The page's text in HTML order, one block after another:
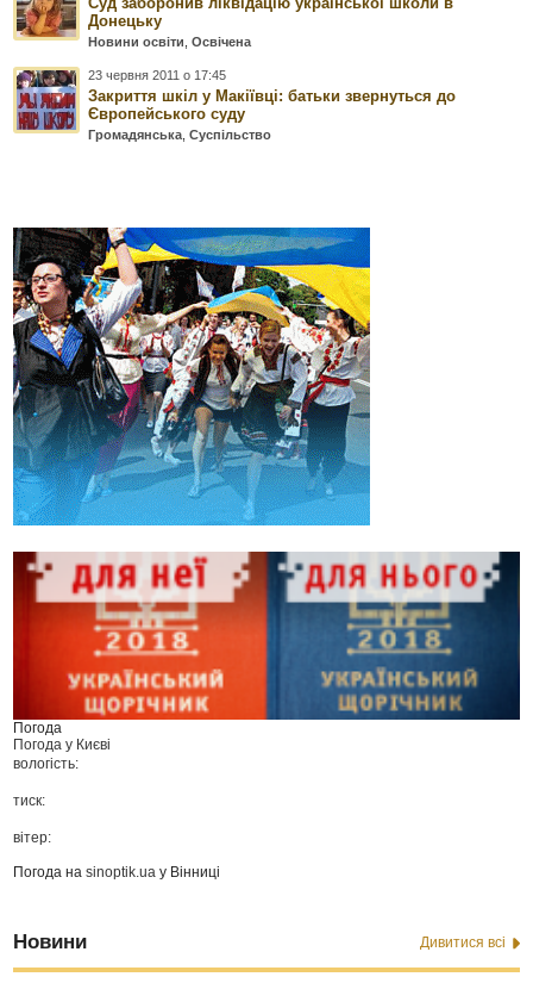
Донецьку
Новини освіти ,Освічена
23 червня 2011 о 17:45
Закриття шкіл у Макіївці: батьки звернуться до
Європейського суду
Громадянська ,Суспільство
Погода
Погода у Києві
вологість:
тиск:
вітер:
Погода наsinoptik.ua у Вінниці
Новини Дивитися всі